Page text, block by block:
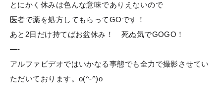
とにかく休みは色んな意味でありえないので
医者で薬を処方してもらってGOです！
あと2日だけ持てばお盆休み！ 死ぬ気でGOGO！
—-
アルファビデオではいかなる事態でも全力で撮影させてい
ただいております。o(^-^)o